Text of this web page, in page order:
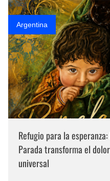
Argentina
Refugio para la
Parada transforma el
universal